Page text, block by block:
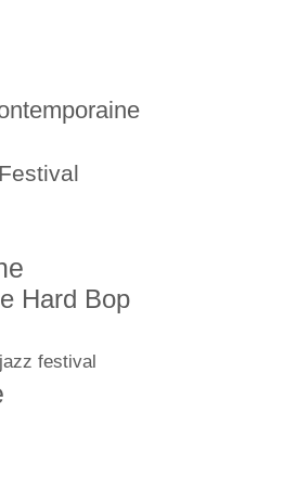
Hard Bop
festival